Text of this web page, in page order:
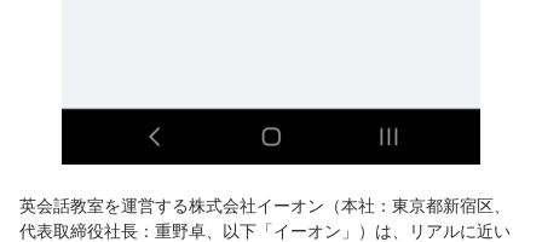
英会話教室を運営する株式会社イーオン（本社：東京都新宿区、
代表取締役社長：重野卓、以下「イーオン」）は、リアルに近い